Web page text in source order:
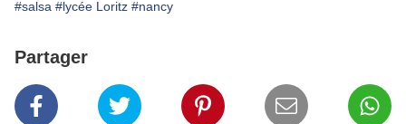
#salsa #lycée Loritz #nancy
Partager